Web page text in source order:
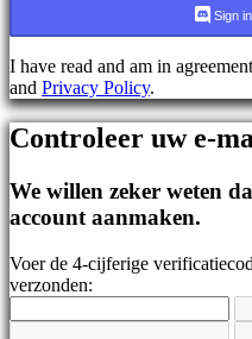
BS
DA
DE
EL
EN
FI
FR
HR
JA
KO
Sign
I have read and am in
and Privacy Policy.
Controleer uw e-
We willen zeker weten
account aanmaken.
Voer de 4-cijferige
verzonden: